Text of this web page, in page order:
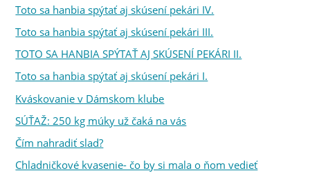
Toto sa hanbia spýtať aj skúsení pekári IV.
Toto sa hanbia spýtať aj skúsení pekári III.
TOTO SA HANBIA SPÝTAŤ AJ SKÚSENÍ PEKÁRI II.
Toto sa hanbia spýtať aj skúsení pekári I.
Kváskovanie v Dámskom klube
SÚŤAŽ: 250 kg múky už čaká na vás
Čím nahradiť slad?
Chladničkové kvasenie- čo by si mala o ňom vedieť